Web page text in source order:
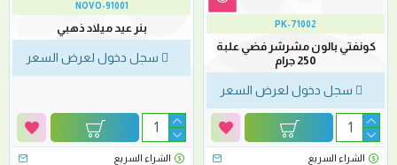
PK-71002
كونفتي بالون مشرشر فضي علبة
250 جرام
سجل دخول لعرض السعر
الشراء السريع
NOVO-91001
بنر عيد ميلاد ذهبي
سجل دخول لعرض السعر
الشراء السريع